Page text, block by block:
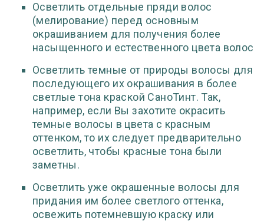
Осветлить отдельные пряди волос
(мелирование) перед основным
окрашиванием для получения более
насыщенного и естественного цвета волос
Осветлить темные от природы волосы для
последующего их окрашивания в более
светлые тона краской СаноТинт. Так,
например, если Вы захотите окрасить
темные волосы в цвета с красным
оттенком, то их следует предварительно
осветлить, чтобы красные тона были
заметны.
Осветлить уже окрашенные волосы для
придания им более светлого оттенка,
освежить потемневшую краску или